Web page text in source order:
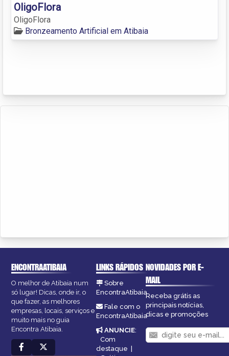
OligoFlora
OligoFlora
Bronzeamento Artificial em Atibaia
ENCONTRAATIBAIA
O melhor de Atibaia num
só lugar! Dicas, onde ir, o
que fazer, as melhores
empresas, locais, serviços e
muito mais no guia
Encontra Atibaia.
LINKS RÁPIDOS
Sobre
EncontraAtibaia
Fale com o
EncontraAtibaia
ANUNCIE:
Com
destaque |
NOVIDADES POR E-
MAIL
Receba grátis as
principais notícias,
dicas e promoções